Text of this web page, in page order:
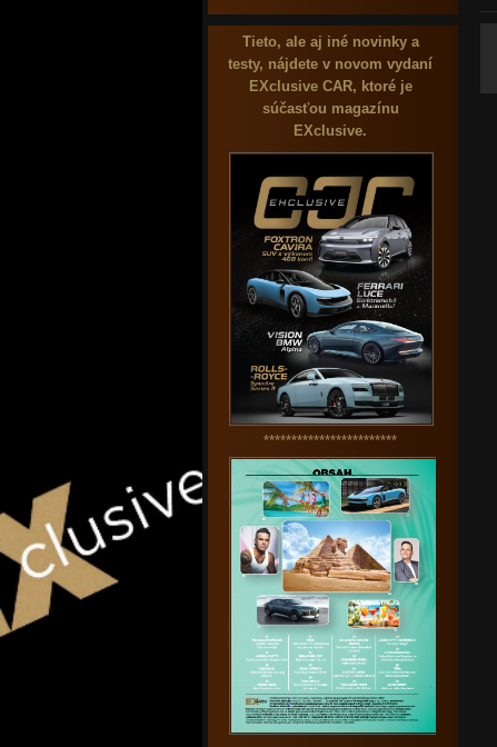
Tieto, ale aj iné novinky a
testy, nájdete v novom vydaní
EXclusive CAR, ktoré je
súčasťou magazínu
EXclusive.
************************